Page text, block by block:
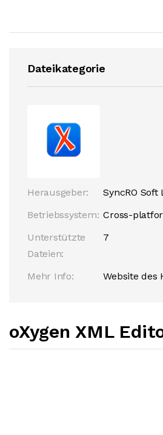
Dateikategorie
Herausgeber:
SyncRO Soft
Betriebssystem: Cross-
Unterstützte
Dateien:
7
Mehr Info: Website des
oXygen XML